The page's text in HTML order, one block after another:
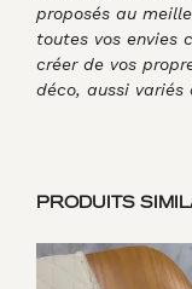
proposés au
toutes vos envies
créer de vos
déco, aussi variés
PRODUITS